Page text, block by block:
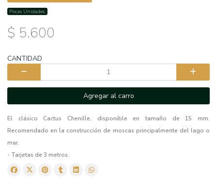
Pocas Unidades.
$ 5.600
CANTIDAD
Agregar al carro
El clásico Cactus Chenille, disponible en tamaño de 15 mm.
Recomendado en la construcción de moscas principalmente del lago o
mar.
- Tarjetas de 3 metros.